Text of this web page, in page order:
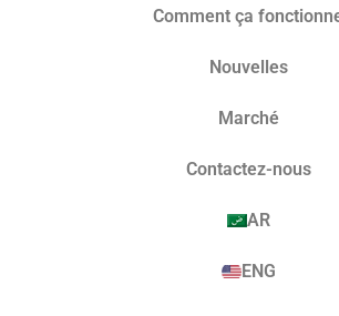
Comment ça
Nouvelles
Marché​
Contactez-nous
AR
ENG